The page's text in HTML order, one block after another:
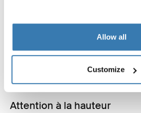
Allow all
Customize
Bon à savoir
Un coffre de toit est un excellent
vous accompagnera pendant de
bien entretenu. Voici quelques
Attention à la hauteur